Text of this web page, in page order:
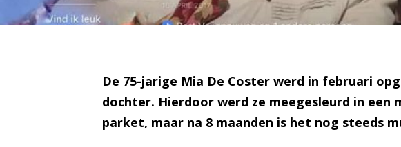
De 75-jarige Mia De Coster werd in februari
dochter. Hierdoor werd ze meegesleurd in een
parket, maar na 8 maanden is het nog steeds